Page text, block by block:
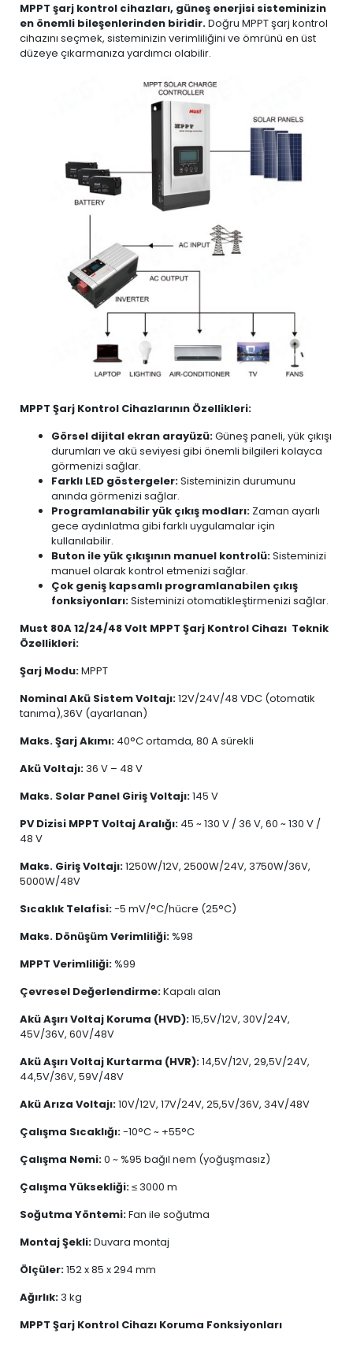
MPPT şarj kontrol cihazları, güneş enerjisi sisteminizin
en önemli bileşenlerinden biridir.Doğru MPPT şarj kontrol
cihazını seçmek, sisteminizin verimliliğini ve ömrünü en üst
düzeye çıkarmanıza yardımcı olabilir.
MPPT Şarj Kontrol Cihazlarının Özellikleri:
Görsel dijital ekran arayüzü:Güneş paneli, yük çıkışı
durumları ve akü seviyesi gibi önemli bilgileri kolayca
görmenizi sağlar.
Farklı LED göstergeler:Sisteminizin durumunu
anında görmenizi sağlar.
Programlanabilir yük çıkış modları: Zaman ayarlı
gece aydınlatma gibi farklı uygulamalar için
kullanılabilir.
Buton ile yük çıkışının manuel kontrolü:Sisteminizi
manuel olarak kontrol etmenizi sağlar.
Çok geniş kapsamlı programlanabilen çıkış
fonksiyonları:Sisteminizi otomatikleştirmenizi sağlar.
Must 80A 12/24/48 Volt MPPT Şarj Kontrol Cihazı Teknik
Özellikleri:
Şarj Modu:MPPT
Nominal Akü Sistem Voltajı:12V/24V/48 VDC (otomatik
tanıma),36V (ayarlanan)
Maks. Şarj Akımı: 40°C ortamda, 80 A sürekli
Akü Voltajı:36 V – 48 V
Maks. Solar Panel Giriş Voltajı:145 V
PV Dizisi MPPT Voltaj Aralığı: 45 ~ 130 V / 36 V, 60 ~ 130 V /
48 V
Maks. Giriş Voltajı:1250W/12V, 2500W/24V, 3750W/36V,
5000W/48V
Sıcaklık Telafisi:-5 mV/°C/hücre (25°C)
Maks. Dönüşüm Verimliliği: %98
MPPT Verimliliği: %99
Çevresel Değerlendirme:Kapalı alan
Akü Aşırı Voltaj Koruma (HVD):15,5V/12V, 30V/24V,
45V/36V, 60V/48V
Akü Aşırı Voltaj Kurtarma (HVR):14,5V/12V, 29,5V/24V,
44,5V/36V, 59V/48V
Akü Arıza Voltajı:10V/12V, 17V/24V, 25,5V/36V, 34V/48V
Çalışma Sıcaklığı:-10°C ~ +55°C
Çalışma Nemi:0 ~ %95 bağıl nem (yoğuşmasız)
Çalışma Yüksekliği:≤ 3000 m
Soğutma Yöntemi:Fan ile soğutma
Montaj Şekli:Duvara montaj
Ölçüler:152 x 85 x 294 mm
Ağırlık:3 kg
MPPT Şarj Kontrol Cihazı Koruma Fonksiyonları